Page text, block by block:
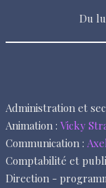
Du
Administration et
Animation : Vicky
Communication :
Comptabilité et
Direction -